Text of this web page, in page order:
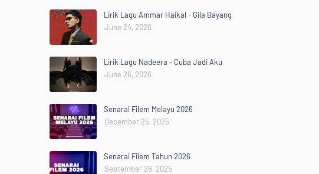
Lirik Lagu Ammar Haikal - Gila Bayang
June 24, 2026
Lirik Lagu Nadeera - Cuba Jadi Aku
June 26, 2026
Senarai Filem Melayu 2026
December 25, 2025
Senarai Filem Tahun 2026
September 26, 2025